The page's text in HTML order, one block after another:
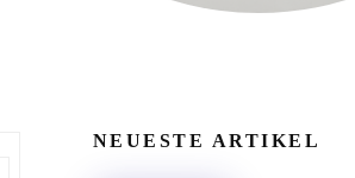
NEUESTE ARTIKEL